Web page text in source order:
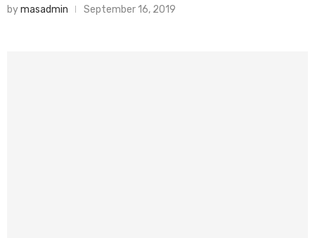
bymasadmin September 16, 2019